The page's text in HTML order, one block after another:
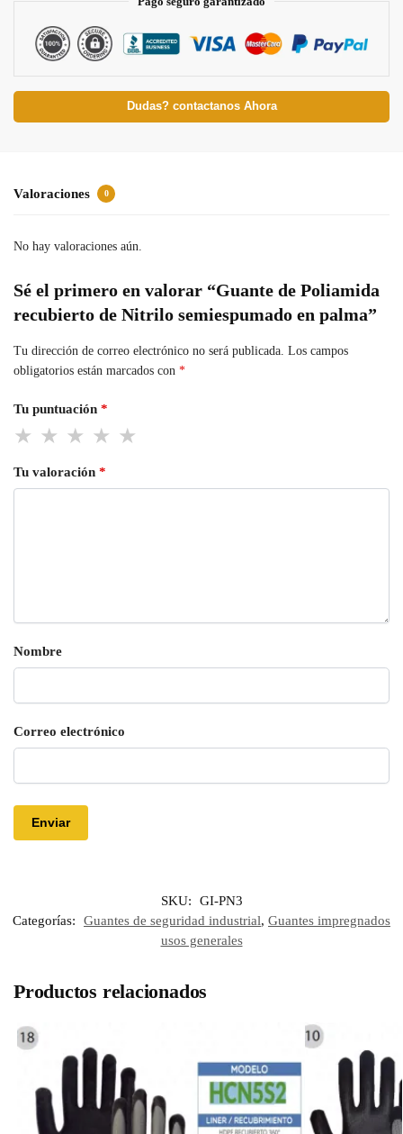
Dudas? contactanos Ahora
Valoraciones 0
No hay valoraciones aún.
Sé el primero en valorar “Guante de Poliamida
recubierto de Nitrilo semiespumado en palma”
Tu dirección de correo electrónico no será publicada. Los campos
obligatorios están marcados con *
Tu puntuación *
Tu valoración *
Nombre
Correo electrónico
SKU:
GI-PN3
Categorías:
Guantes de seguridad industrial, Guantes impregnados
usos generales
Productos relacionados